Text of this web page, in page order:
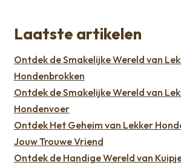
Laatste artikelen
Ontdek de Smakelijke Wereld van
Hondenbrokken
Ontdek de Smakelijke Wereld van
Hondenvoer
Ontdek Het Geheim van Lekker
Jouw Trouwe Vriend
Ontdek de Handige Wereld van